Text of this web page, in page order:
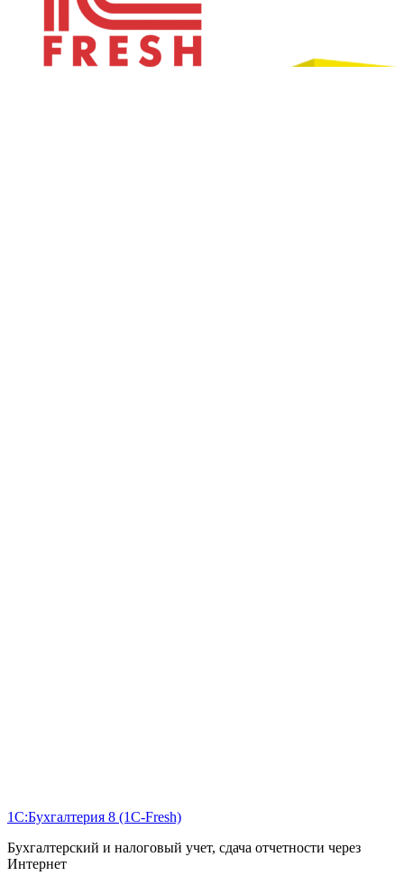
1С:Бухгалтерия 8 (1С-Fresh)
Бухгалтерский и налоговый учет, сдача отчетности через
Интернет